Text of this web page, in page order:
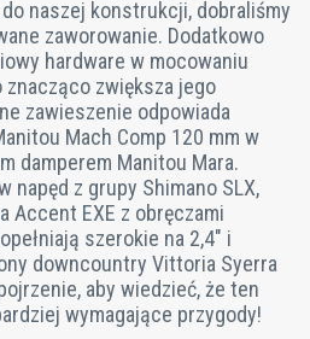
naszej konstrukcji, dobraliśmy
zaworowanie. Dodatkowo
hardware w mocowaniu
zwiększa jego
zawieszenie odpowiada
Mach Comp 120 mm w
damperem Manitou Mara.
napęd z grupy Shimano SLX,
Accent EXE z obręczami
szerokie na 2,4″ i
downcountry Vittoria Syerra
aby wiedzieć, że ten
wymagające przygody!